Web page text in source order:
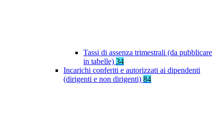
Tassi di assenza trimestrali (da pubblicare
in tabelle) 34
Incarichi conferiti e autorizzati ai dipendenti
(dirigenti e non dirigenti) 84